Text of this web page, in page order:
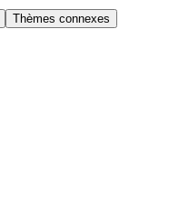
Thèmes connexes